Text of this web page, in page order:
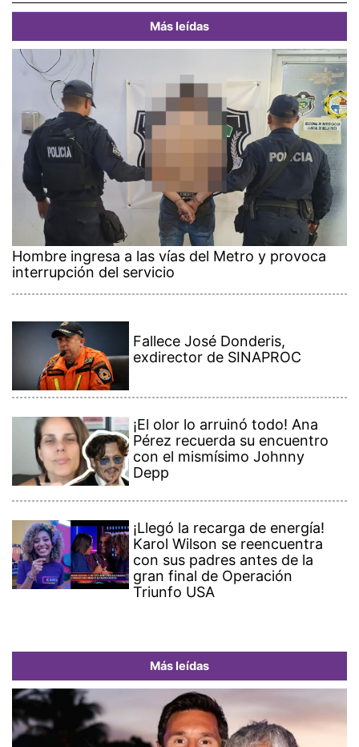
Más leídas
Hombre ingresa a las vías del Metro y provoca
interrupción del servicio
Fallece José Donderis,
exdirector de SINAPROC
¡El olor lo arruinó todo! Ana
Pérez recuerda su encuentro
con el mismísimo Johnny
Depp
¡Llegó la recarga de energía!
Karol Wilson se reencuentra
con sus padres antes de la
gran final de Operación
Triunfo USA
Más leídas